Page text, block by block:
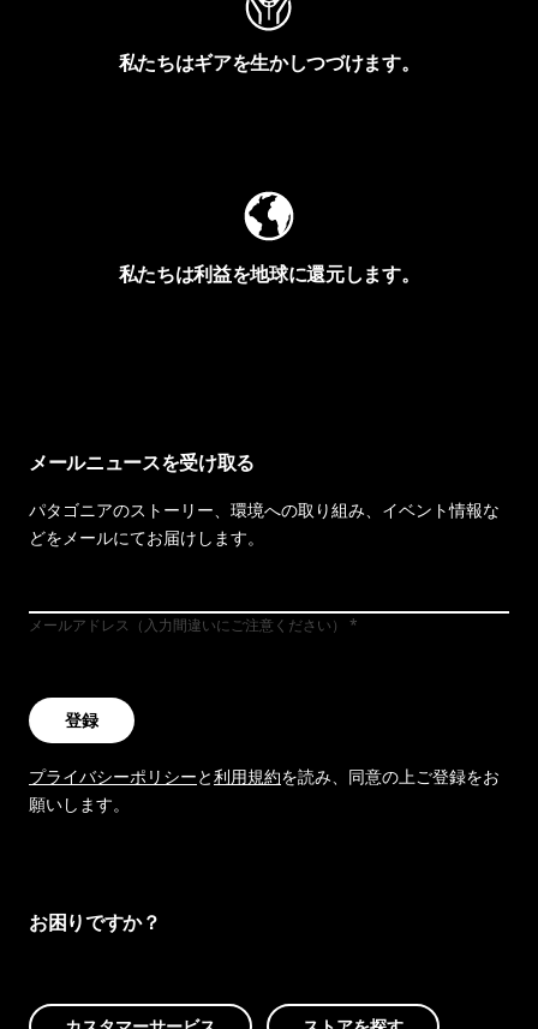
私たちはギアを生かしつづけます。
私たちは利益を地球に還元します。
メールニュースを受け取る
パタゴニアのストーリー、環境への取り組み、イベント情報な
どをメールにてお届けします。
メールアドレス（入力間違いにご注意ください）
登録
プライバシーポリシーと利用規約を読み、同意の上ご登録をお
願いします。
お困りですか？